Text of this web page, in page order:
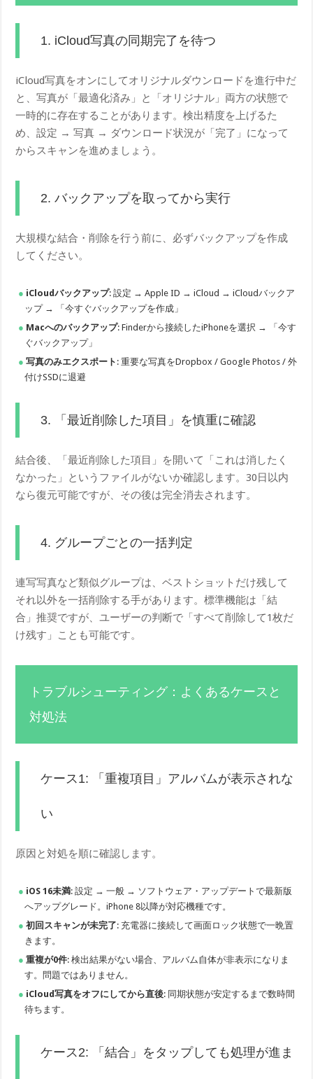
1. iCloud写真の同期完了を待つ
iCloud写真をオンにしてオリジナルダウンロードを進行中だ
と、写真が「最適化済み」と「オリジナル」両方の状態で
一時的に存在することがあります。検出精度を上げるた
め、設定 → 写真 → ダウンロード状況が「完了」になって
からスキャンを進めましょう。
2. バックアップを取ってから実行
大規模な結合・削除を行う前に、必ずバックアップを作成
してください。
iCloudバックアップ: 設定 → Apple ID → iCloud → iCloudバックア
ップ → 「今すぐバックアップを作成」
Macへのバックアップ: Finderから接続したiPhoneを選択 → 「今す
ぐバックアップ」
写真のみエクスポート : 重要な写真をDropbox / Google Photos / 外
付けSSDに退避
3. 「最近削除した項目」を慎重に確認
結合後、「最近削除した項目」を開いて「これは消したく
なかった」というファイルがないか確認します。30日以内
なら復元可能ですが、その後は完全消去されます。
4. グループごとの一括判定
連写写真など類似グループは、ベストショットだけ残して
それ以外を一括削除する手があります。標準機能は「結
合」推奨ですが、ユーザーの判断で「すべて削除して1枚だ
け残す」ことも可能です。
トラブルシューティング：よくあるケースと
対処法
ケース1: 「重複項目」アルバムが表示されな
い
原因と対処を順に確認します。
iOS 16未満: 設定 → 一般 → ソフトウェア・アップデートで最新版
へアップグレード。iPhone 8以降が対応機種です。
初回スキャンが未完了: 充電器に接続して画面ロック状態で一晩置
きます。
重複が0件: 検出結果がない場合、アルバム自体が非表示になりま
す。問題ではありません。
iCloud写真をオフにしてから直後: 同期状態が安定するまで数時間
待ちます。
ケース2: 「結合」をタップしても処理が進ま